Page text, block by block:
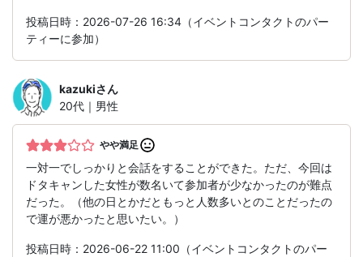
投稿日時：2026-07-26 16:34（イベントコンタクトのパー
ティーに参加）
kazukiさん
20代｜男性
やや満足
一対一でしっかりと会話をすることができた。ただ、今回は
ドタキャンした女性が数名いて参加者が少なかったのが難点
だった。（他の日とかだともっと人数多いとのことだったの
で運が悪かったと思いたい。）
投稿日時：2026-06-22 11:00（イベントコンタクトのパー